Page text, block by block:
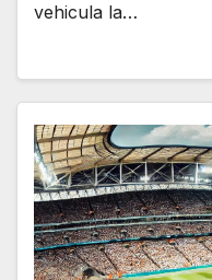
vehicula la…